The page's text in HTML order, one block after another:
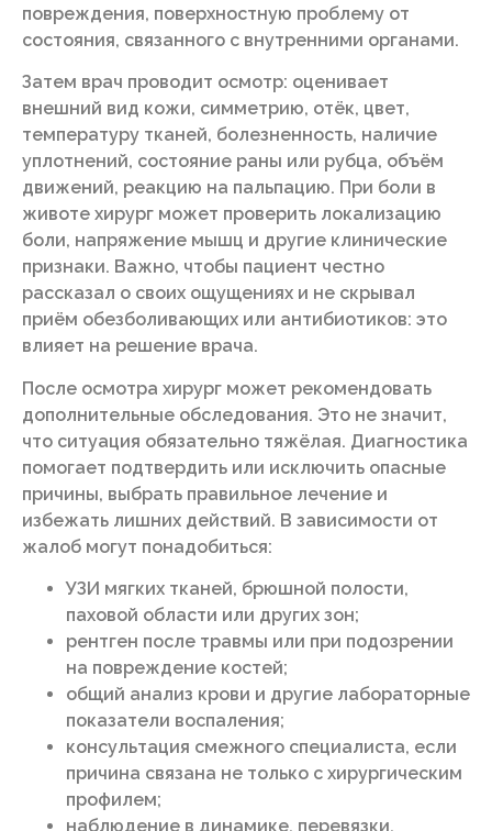
повреждения, поверхностную проблему от
состояния, связанного с внутренними органами.
Затем врач проводит осмотр: оценивает
внешний вид кожи, симметрию, отёк, цвет,
температуру тканей, болезненность, наличие
уплотнений, состояние раны или рубца, объём
движений, реакцию на пальпацию. При боли в
животе хирург может проверить локализацию
боли, напряжение мышц и другие клинические
признаки. Важно, чтобы пациент честно
рассказал о своих ощущениях и не скрывал
приём обезболивающих или антибиотиков: это
влияет на решение врача.
После осмотра хирург может рекомендовать
дополнительные обследования. Это не значит,
что ситуация обязательно тяжёлая. Диагностика
помогает подтвердить или исключить опасные
причины, выбрать правильное лечение и
избежать лишних действий. В зависимости от
жалоб могут понадобиться:
УЗИ мягких тканей, брюшной полости,
паховой области или других зон;
рентген после травмы или при подозрении
на повреждение костей;
общий анализ крови и другие лабораторные
показатели воспаления;
консультация смежного специалиста, если
причина связана не только с хирургическим
профилем;
наблюдение в динамике, перевязки,